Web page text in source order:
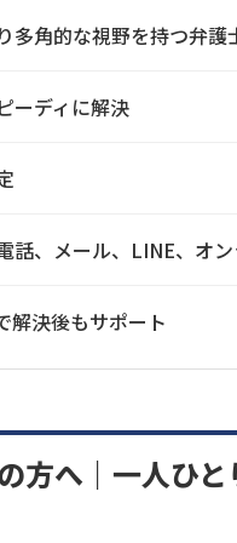
多角的な視野を持つ弁護
ーディに解決
話、メール、LINE、オ
解決後もサポート
方へ｜一人ひ